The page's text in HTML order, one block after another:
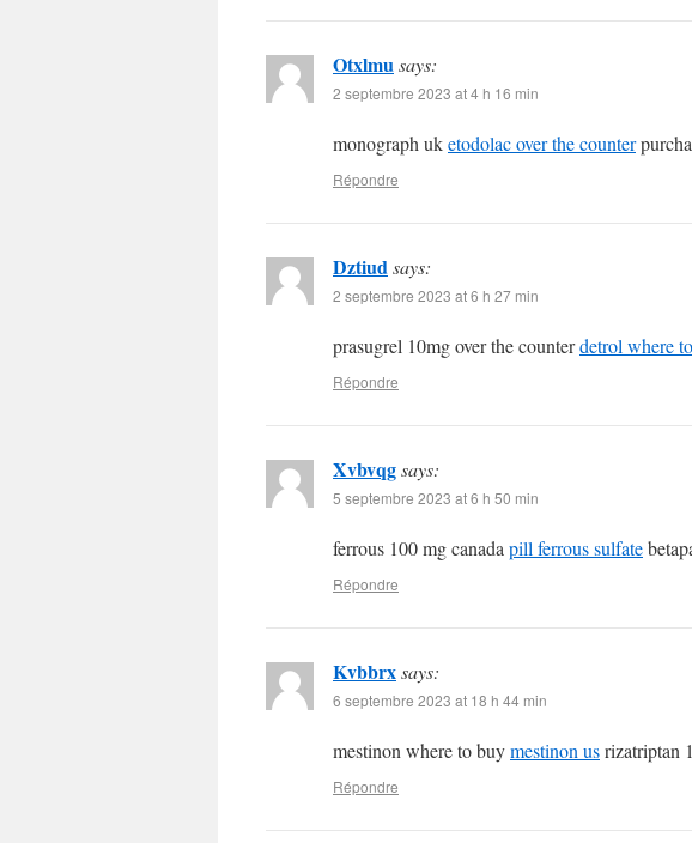
Otxlmusays:
2 septembre 2023 at 4 h 16 min
monograph uketodolac over the counter
Répondre
Dztiudsays:
2 septembre 2023 at 6 h 27 min
prasugrel 10mg over the counterdetrol where
Répondre
Xvbvqgsays:
5 septembre 2023 at 6 h 50 min
ferrous 100 mg canada pill ferrous sulfate
Répondre
Kvbbrxsays:
6 septembre 2023 at 18 h 44 min
mestinon where to buymestinon usrizatriptan
Répondre